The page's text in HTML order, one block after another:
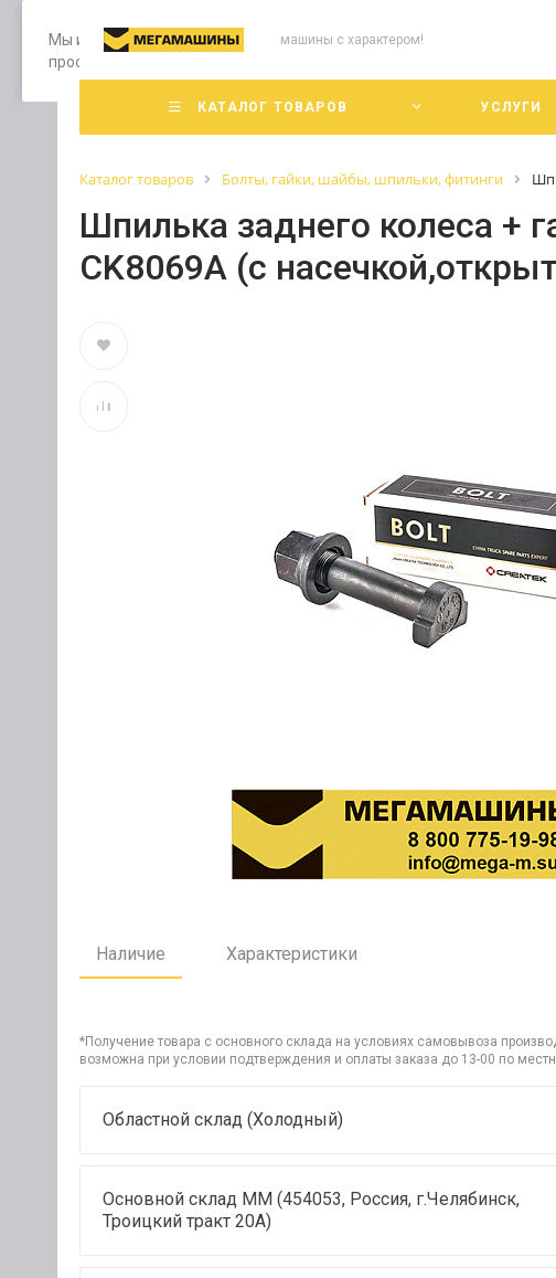
Мы используем файлы cookie, разработанные нашими
просмотр страниц нашего сайта, вы принимаете условия его
машины с характером!
КАТАЛОГ ТОВАРОВ УСЛУГИ
Каталог товаров Болты, гайки, шайбы, шпильки, фитинги
Шпилька заднего колеса +
CK8069A (с
Наличие Характеристики
*Получение товара с основного склада на условиях самовывоза
возможна при условии подтверждения и оплаты заказа до 13-00 по
Областной склад (Холодный)
Основной склад ММ (454053, Россия, г.Челябинск,
Троицкий тракт 20А)